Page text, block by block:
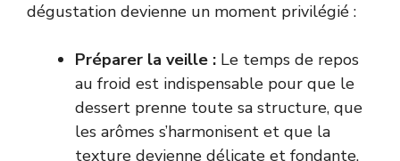
dégustation devienne un moment privilégié :
Préparer la veille : Le temps de repos
au froid est indispensable pour que le
dessert prenne toute sa structure, que
les arômes s’harmonisent et que la
texture devienne délicate et fondante.